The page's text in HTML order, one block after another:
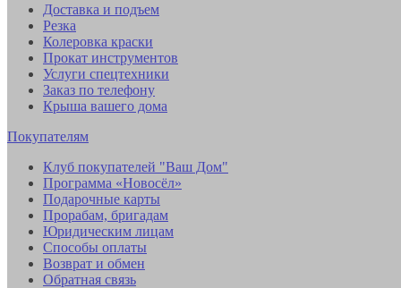
Доставка и подъем
Резка
Колеровка краски
Прокат инструментов
Услуги спецтехники
Заказ по телефону
Крыша вашего дома
Покупателям
Клуб покупателей "Ваш Дом"
Программа «Новосёл»
Подарочные карты
Прорабам, бригадам
Юридическим лицам
Способы оплаты
Возврат и обмен
Обратная связь